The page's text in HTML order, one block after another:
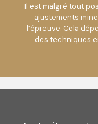
Il est malgré tout
ajustements
l’épreuve. Cela
des techniques